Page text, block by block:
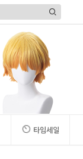
타임세일